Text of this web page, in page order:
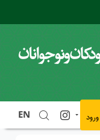
EN ورود